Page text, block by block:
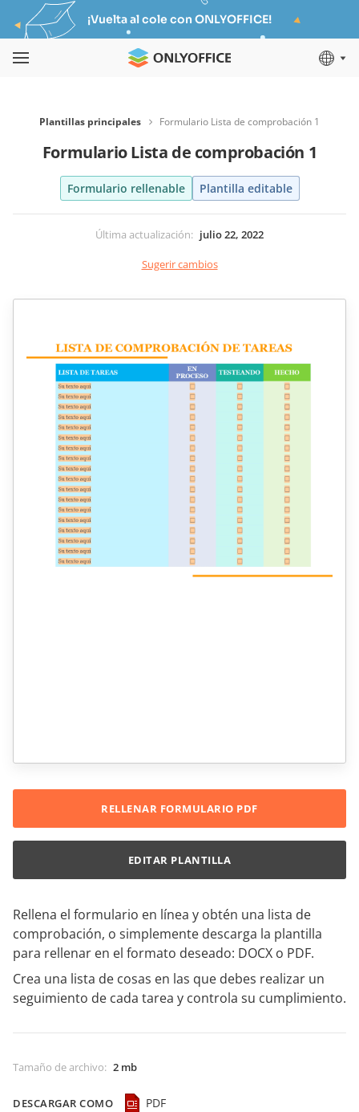
¡Vuelta al cole con ONLYOFFICE!
Plantillas principales Formulario Lista de comprobación 1
Formulario Lista de comprobación 1
Formulario rellenable Plantilla editable
Última actualización: julio 22, 2022
Sugerir cambios
Rellena el formulario en línea y obtén una lista de
comprobación, o simplemente descarga la plantilla
para rellenar en el formato deseado: DOCX o PDF.
Crea una lista de cosas en las que debes realizar un
seguimiento de cada tarea y controla su cumplimiento.
Tamaño de archivo: 2 mb
DESCARGAR COMO PDF
RELLENAR FORMULARIO PDF
EDITAR PLANTILLA